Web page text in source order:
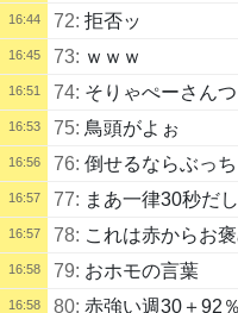
16:44 72: 拒否ッ
16:45 73: ｗｗｗ
16:51 74: そりゃぺーさん
16:53 75: 鳥頭がよぉ
16:56 76: 倒せるならぶっ
16:57 77: まあ一律30秒だし
16:57 78: これは赤からお
16:58 79: おホモの言葉
16:58 80: 赤強い週30＋92